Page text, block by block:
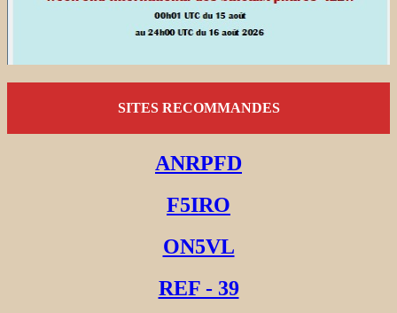
SITES RECOMMANDES
ANRPFD
F5IRO
ON5VL
REF - 39